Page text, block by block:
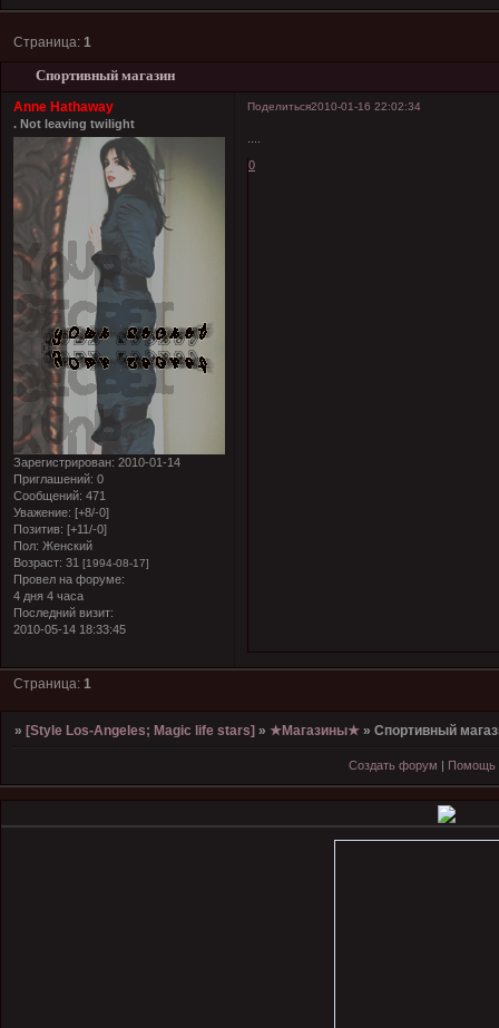
Спортивный магазин
Страница:1
Поделиться2010-01-16 22:02:34
Anne Hathaway
. Not leaving twilight
Зарегистрирован: 2010-01-14
Приглашений: 0
Сообщений: 471
Уважение: [+8/-0]
Позитив: [+11/-0]
Пол: Женский
Возраст: 31 [1994-08-17]
Провел на форуме:
4 дня 4 часа
Последний визит:
2010-05-14 18:33:45
0
Страница:1
»[Style Los-Angeles; Magic life stars] »★Магазины★ »Спортивный
Создать форум Помощь